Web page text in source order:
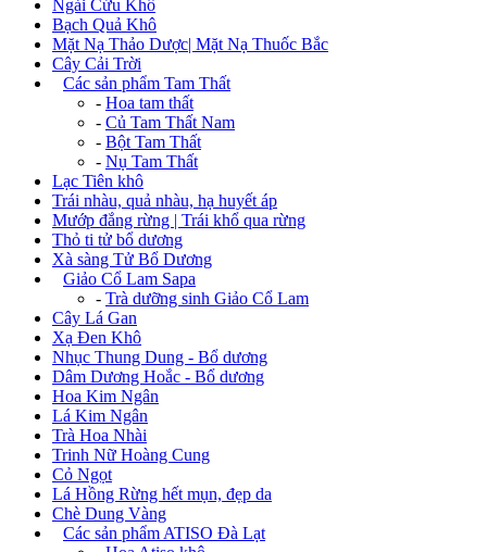
Ngải Cứu Khô
Bạch Quả Khô
Mặt Nạ Thảo Dược| Mặt Nạ Thuốc Bắc
Cây Cải Trời
Các sản phẩm Tam Thất
- Hoa tam thất
- Củ Tam Thất Nam
- Bột Tam Thất
- Nụ Tam Thất
Lạc Tiên khô
Trái nhàu, quả nhàu, hạ huyết áp
Mướp đắng rừng | Trái khổ qua rừng
Thỏ ti tử bổ dương
Xà sàng Tử Bổ Dương
Giảo Cổ Lam Sapa
- Trà dưỡng sinh Giảo Cổ Lam
Cây Lá Gan
Xạ Đen Khô
Nhục Thung Dung - Bổ dương
Dâm Dương Hoắc - Bổ dương
Hoa Kim Ngân
Lá Kim Ngân
Trà Hoa Nhài
Trinh Nữ Hoàng Cung
Cỏ Ngọt
Lá Hồng Rừng hết mụn, đẹp da
Chè Dung Vàng
Các sản phẩm ATISO Đà Lạt